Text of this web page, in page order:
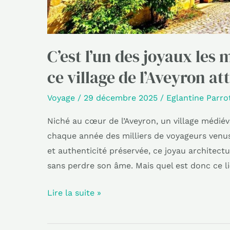
C’est l’un des joyaux
ce village de l’Aveyron
Voyage / 29 décembre 2025 / Eglantine
Niché au cœur de l’Aveyron, un village
chaque année des milliers de voyageurs
et authenticité préservée, ce joyau
sans perdre son âme. Mais quel est donc ce
les
voyageurs
européens
Lire la suite »